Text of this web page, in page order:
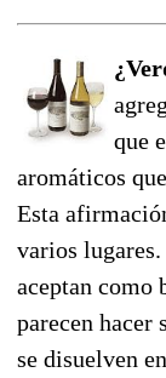
que
aromáticos
Esta
varios
aceptan como
parecen hacer
se disuelven